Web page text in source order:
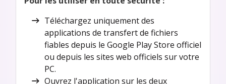
Téléchargez uniquement des
applications de transfert de fichiers
fiables depuis le Google Play Store officiel
ou depuis les sites web officiels sur votre
PC.
Ouvrez l'application sur les deux